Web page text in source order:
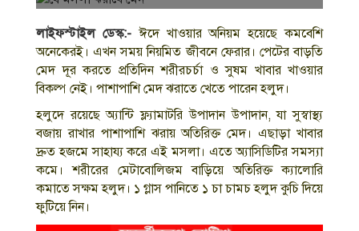
লাইফস্টাইল ডেস্ক:-ঈদে খাওয়ার অনিয়ম হয়েছে কমবেশি
অনেকেরই। এখন সময় নিয়মিত জীবনে ফেরার। পেটের বাড়তি
মেদ দূর করতে প্রতিদিন শরীরচর্চা ও সুষম খাবার খাওয়ার
বিকল্প নেই। পাশাপাশি মেদ ঝরাতে খেতে পারেন হলুদ।
হলুদে রয়েছে অ্যান্টি ফ্ল্যামাটরি উপাদান উপাদান, যা সুস্বাস্থ্য
বজায় রাখার পাশাপাশি ঝরায় অতিরিক্ত মেদ। এছাড়া খাবার
দ্রুত হজমে সাহায্য করে এই মসলা। এতে অ্যাসিডিটির সমস্যা
কমে। শরীরের মেটাবোলিজম বাড়িয়ে অতিরিক্ত ক্যালোরি
কমাতে সক্ষম হলুদ। ১ গ্লাস পানিতে ১ চা চামচ হলুদ কুচি দিয়ে
ফুটিয়ে নিন।